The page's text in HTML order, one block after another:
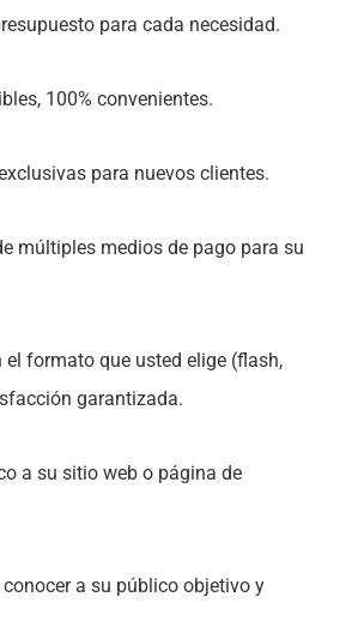
para cada necesidad.
100% convenientes.
para nuevos clientes.
múltiples medios de pago para su
el formato que usted elige (flash,
garantizada.
a su sitio web o página de
conocer a su público objetivo y